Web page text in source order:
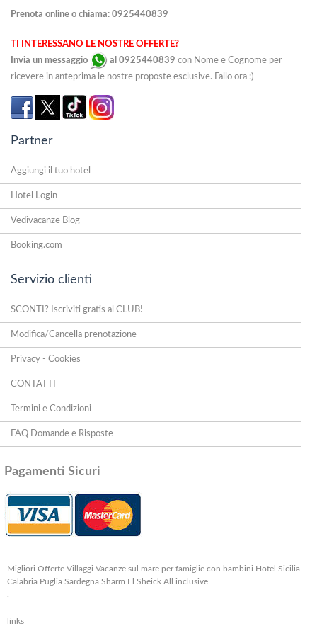
Prenota online o chiama: 0925440839
TI INTERESSANO LE NOSTRE OFFERTE?
Invia un messaggio
al 0925440839 con Nome e Cognome per
ricevere in anteprima le nostre proposte esclusive. Fallo ora :)
Partner
Aggiungi il tuo hotel
Hotel Login
Vedivacanze Blog
Booking.com
Servizio clienti
SCONTI? Iscriviti gratis al CLUB!
Modifica/Cancella prenotazione
Privacy - Cookies
CONTATTI
Termini e Condizioni
FAQ Domande e Risposte
Pagamenti Sicuri
Migliori Offerte Villaggi Vacanze sul mare per famiglie con bambini Hotel Sicilia
Calabria Puglia Sardegna Sharm El Sheick All inclusive.
links